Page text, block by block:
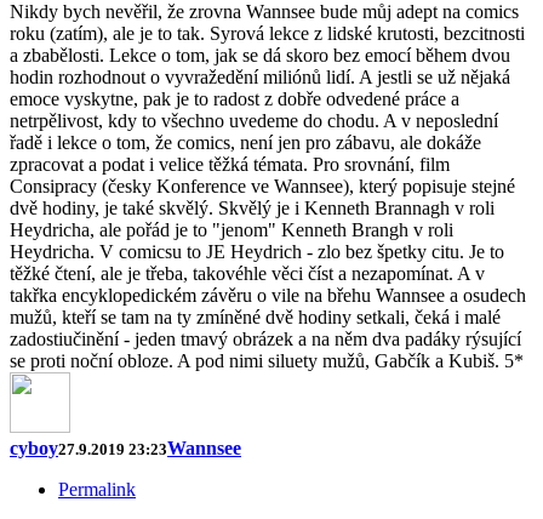
Nikdy bych nevěřil, že zrovna Wannsee bude můj adept na comics
roku (zatím), ale je to tak. Syrová lekce z lidské krutosti, bezcitnosti
a zbabělosti. Lekce o tom, jak se dá skoro bez emocí během dvou
hodin rozhodnout o vyvražedění miliónů lidí. A jestli se už nějaká
emoce vyskytne, pak je to radost z dobře odvedené práce a
netrpělivost, kdy to všechno uvedeme do chodu. A v neposlední
řadě i lekce o tom, že comics, není jen pro zábavu, ale dokáže
zpracovat a podat i velice těžká témata. Pro srovnání, film
Consipracy (česky Konference ve Wannsee), který popisuje stejné
dvě hodiny, je také skvělý. Skvělý je i Kenneth Brannagh v roli
Heydricha, ale pořád je to "jenom" Kenneth Brangh v roli
Heydricha. V comicsu to JE Heydrich - zlo bez špetky citu. Je to
těžké čtení, ale je třeba, takovéhle věci číst a nezapomínat. A v
takřka encyklopedickém závěru o vile na břehu Wannsee a osudech
mužů, kteří se tam na ty zmíněné dvě hodiny setkali, čeká i malé
zadostiučinění - jeden tmavý obrázek a na něm dva padáky rýsující
se proti noční obloze. A pod nimi siluety mužů, Gabčík a Kubiš. 5*
cyboy27.9.2019 23:23Wannsee
Permalink